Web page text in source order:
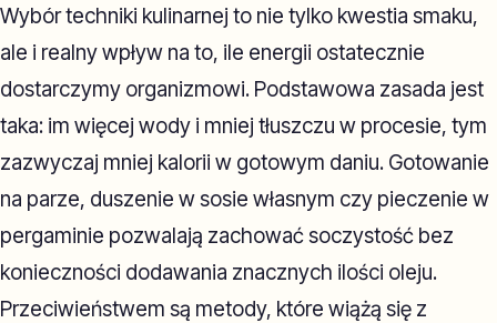
Wybór techniki kulinarnej to nie tylko kwestia smaku,
ale i realny wpływ na to, ile energii ostatecznie
dostarczymy organizmowi. Podstawowa zasada jest
taka: im więcej wody i mniej tłuszczu w procesie, tym
zazwyczaj mniej kalorii w gotowym daniu. Gotowanie
na parze, duszenie w sosie własnym czy pieczenie w
pergaminie pozwalają zachować soczystość bez
konieczności dodawania znacznych ilości oleju.
Przeciwieństwem są metody, które wiążą się z